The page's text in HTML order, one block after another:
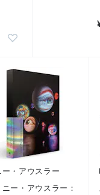
ー・アウスラー
ニー・アウスラー：